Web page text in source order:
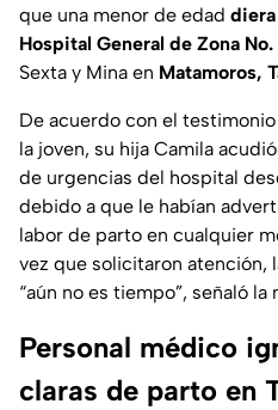
que una menor de edad diera
Hospital General de Zona No.
Sexta y Mina en Matamoros,
De acuerdo con el
la joven, su hija Camila
de urgencias del hospital
debido a que le habían
labor de parto en cualquier
vez que solicitaron atención,
“aún no es tiempo”, señaló
Personal médico
claras de parto en